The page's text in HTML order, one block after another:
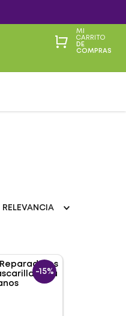
MI
CARRITO
DE
COMPRAS
RELEVANCIA
-15%